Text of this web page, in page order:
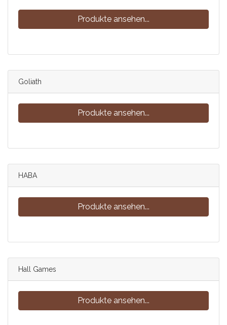
Produkte ansehen...
Goliath
Produkte ansehen...
HABA
Produkte ansehen...
Hall Games
Produkte ansehen...